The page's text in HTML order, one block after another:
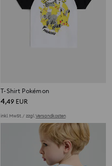
T-Shirt Pokémon
4,49 EUR
inkl. MwSt. / zzgl.Versandkosten